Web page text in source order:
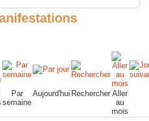
Par
semaine
Aujourd'hui Rechercher Aller
au
mois